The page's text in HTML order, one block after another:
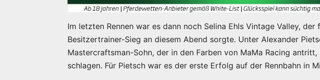
Im letzten Rennen war es dann noch Selina Ehls Vintage Valley,
Besitzertrainer-Sieg an diesem Abend sorgte. Unter Alexander
Mastercraftsman-Sohn, der in den Farben von MaMa Racing
schlagen. Für Pietsch war es der erste Erfolg auf der Rennbahn in